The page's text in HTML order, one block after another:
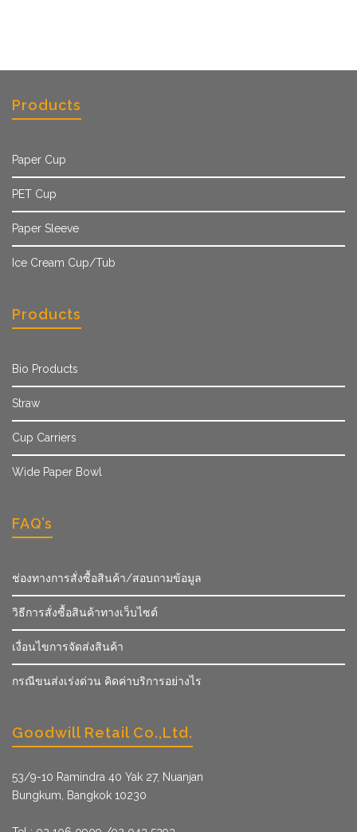
Products
Paper Cup
PET Cup
Paper Sleeve
Ice Cream Cup/Tub
Products
Bio Products
Straw
Cup Carriers
Wide Paper Bowl
FAQ’s
ช่องทางการสั่งซื้อสินค้า/สอบถามข้อมูล
วิธีการสั่งซื้อสินค้าทางเว็บไซต์
เงื่อนไขการจัดส่งสินค้า
กรณีขนส่งเร่งด่วน คิดค่าบริการอย่างไร
Goodwill Retail Co.,Ltd.
53/9­-10 Ramindra 40 Yak 27, Nuanjan
Bungkum, Bangkok 10230